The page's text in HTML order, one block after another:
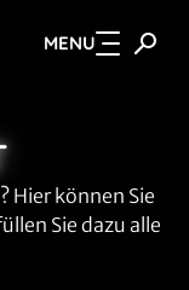
MENU
Hier können Sie
Sie dazu alle